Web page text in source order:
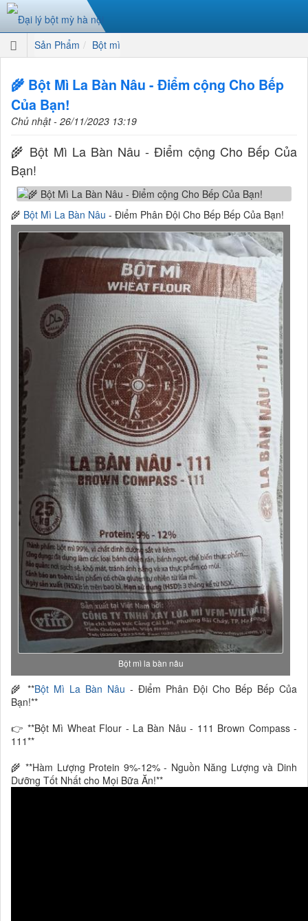
Sản Phẩm Bột mì
🌾 Bột Mì La Bàn Nâu - Điểm cộng Cho Bếp
Của Bạn!
Chủ nhật - 26/11/2023 13:19
🌾 Bột Mì La Bàn Nâu - Điểm cộng Cho Bếp Của
Bạn!
🌾 Bột Mì La Bàn Nâu - Điểm Phân Đội Cho Bếp Bếp Của Bạn!
Bột mì la bàn nâu
🌾 **Bột Mì La Bàn Nâu - Điểm Phân Đội Cho Bếp Bếp Của
Bạn!**
👉 **Bột Mì Wheat Flour - La Bàn Nâu - 111 Brown Compass -
111**
🌾 **Hàm Lượng Protein 9%-12% - Nguồn Năng Lượng và Dinh
Dưỡng Tốt Nhất cho Mọi Bữa Ăn!**